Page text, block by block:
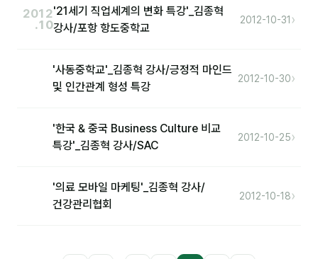
2012
.10
'21세기 직업세계의 변화 특강'_김종혁
강사/포항 항도중학교
2012-10-31›
'사동중학교'_김종혁 강사/긍정적 마인드
및 인간관계 형성 특강
2012-10-30›
'한국 & 중국 Business Culture 비교
특강'_김종혁 강사/SAC
2012-10-25›
'의료 모바일 마케팅'_김종혁 강사/
건강관리협회
2012-10-18›